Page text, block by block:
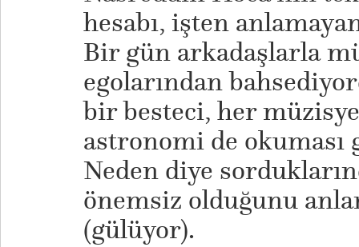
hesabı, işten
Bir gün arkadaşlarla
egolarından
bir besteci, her
astronomi de
Neden diye
önemsiz olduğunu
(gülüyor).